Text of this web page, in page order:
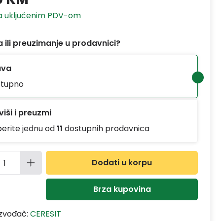
uključenim PDV-om
ili preuzimanje u prodavnici?
i preuzmi
jednu od11 dostupnih prodavnica
proizvoda: Unesite željenu
Dodati u korpu
Brza kupovina
CERESIT